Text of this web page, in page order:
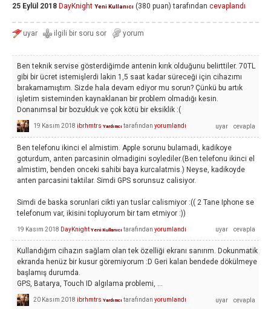
25 Eylül 2018 DayKnight Yeni Kullanıcı (380 puan) tarafından cevaplandı
Ben teknik servise gösterdiğimde antenin kırık olduğunu belirttiler. 70TL
gibi bir ücret istemişlerdi lakin 1,5 saat kadar süreceği için cihazımı
bırakamamıştım. Sizde hala devam ediyor mu sorun? Çünkü bu artık
işletim sisteminden kaynaklanan bir problem olmadığı kesin.
Donanımsal bir bozukluk ve çok kötü bir eksiklik :(
19 Kasım 2018 ibrhmtrs Yardımcı tarafından yorumlandı
Ben telefonu ikinci el almistim. Apple sorunu bulamadi, kadikoye
goturdum, anten parcasinin olmadigini soylediler.(Ben telefonu ikinci el
almistim, benden onceki sahibi baya kurcalatmis.) Neyse, kadikoyde
anten parcasini taktilar. Simdi GPS sorunsuz calisiyor.
Simdi de baska sorunlari cikti yan tuslar calismiyor :(( 2 Tane Iphone se
telefonum var, ikisini topluyorum bir tam etmiyor :))
19 Kasım 2018 DayKnight Yeni Kullanıcı tarafından yorumlandı
Kullandığım cihazın sağlam olan tek özelliği ekranı sanırım. Dokunmatik
ekranda henüz bir kusur göremiyorum :D Geri kalan bendede dökülmeye
başlamış durumda.
GPS, Batarya, Touch ID algılama problemi, ...
20 Kasım 2018 ibrhmtrs Yardımcı tarafından yorumlandı